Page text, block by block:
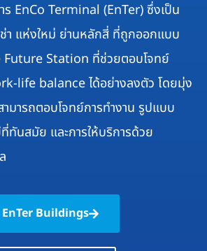
ร EnCo Terminal (EnTer) ซึ่งเป็น
า แห่งใหม่ ย่านหลักสี่ ที่ถูกออกแบบ
Future Station ที่ช่วยตอบโจทย์
life balance ได้อย่างลงตัว โดยมุ่ง
ามารถตอบโจทย์การทำงาน รูปแบบ
ทันสมัย และการให้บริการด้วย
EnTer Buildings